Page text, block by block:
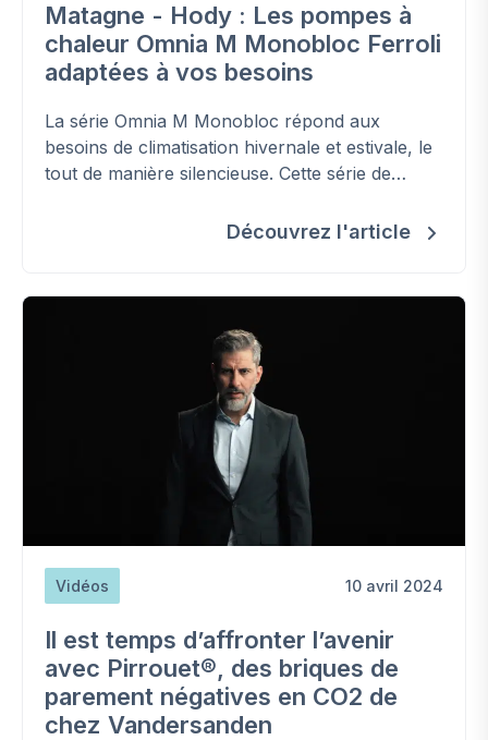
Matagne - Hody : Les pompes à
chaleur Omnia M Monobloc Ferroli
adaptées à vos besoins
La série Omnia M Monobloc répond aux
besoins de climatisation hivernale et estivale, le
tout de manière silencieuse. Cette série de
combinée avec des panneaux photovoltaïques
Découvrez l'article
Vidéos 10 avril 2024
Il est temps d’affronter l’avenir
avec Pirrouet®, des briques de
parement négatives en CO2 de
chez Vandersanden